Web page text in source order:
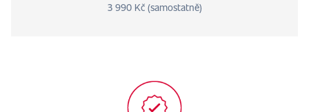
3 990 Kč (samostatně)